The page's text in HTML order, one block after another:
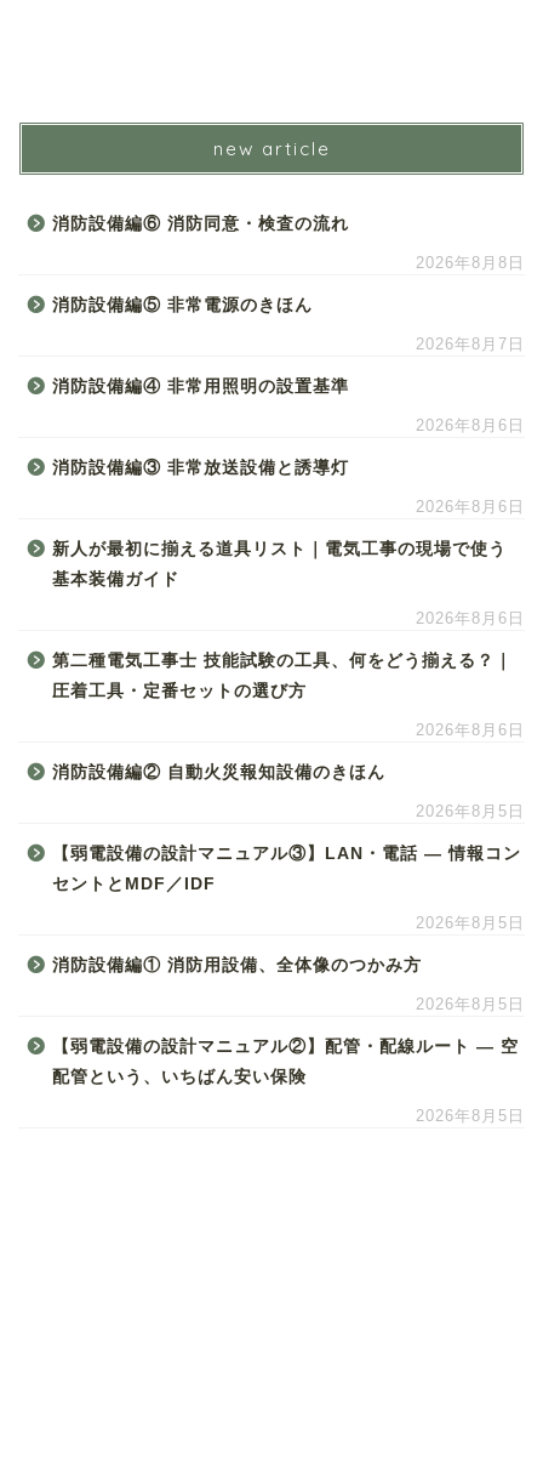
new article
消防設備編⑥ 消防同意・検査の流れ
2026年8月8日
消防設備編⑤ 非常電源のきほん
2026年8月7日
消防設備編④ 非常用照明の設置基準
2026年8月6日
消防設備編③ 非常放送設備と誘導灯
2026年8月6日
新人が最初に揃える道具リスト｜電気工事の現場で使う
基本装備ガイド
2026年8月6日
第二種電気工事士 技能試験の工具、何をどう揃える？｜
圧着工具・定番セットの選び方
2026年8月6日
消防設備編② 自動火災報知設備のきほん
2026年8月5日
【弱電設備の設計マニュアル③】LAN・電話 ― 情報コン
セントとMDF／IDF
2026年8月5日
消防設備編① 消防用設備、全体像のつかみ方
2026年8月5日
【弱電設備の設計マニュアル②】配管・配線ルート ― 空
配管という、いちばん安い保険
2026年8月5日